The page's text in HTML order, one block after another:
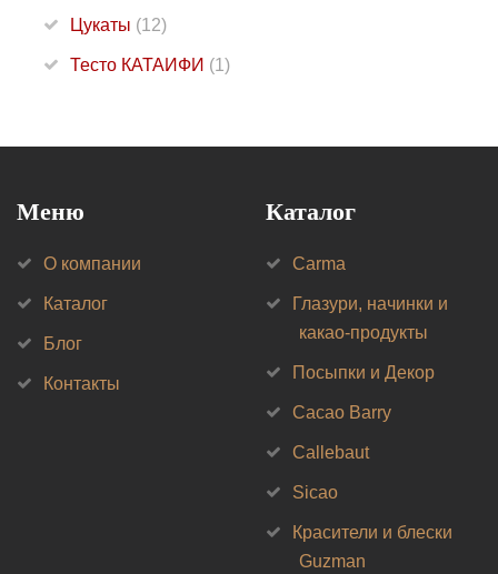
Цукаты (12)
Тесто КАТАИФИ (1)
Меню
О компании
Каталог
Блог
Контакты
Каталог
Carma
Глазури, начинки и
какао-продукты
Посыпки и Декор
Cacao Barry
Callebaut
Sicao
Красители и блески
Guzman